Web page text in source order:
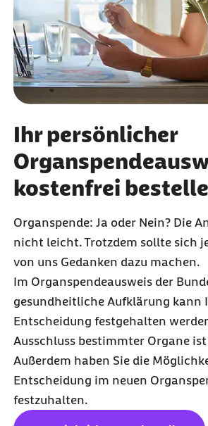
Ihr persönlicher
kostenfrei
Organspende: Ja oder Nein? Die
nicht leicht. Trotzdem sollte sich
von uns Gedanken dazu machen.
Im Organspendeausweis der
gesundheitliche Aufklärung kann
Entscheidung festgehalten
Ausschluss bestimmter Organe
Außerdem haben Sie die
Entscheidung im neuen
festzuhalten.